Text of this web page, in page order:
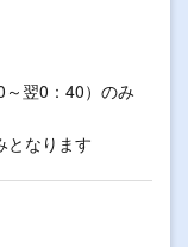
翌0：40）のみ
となります